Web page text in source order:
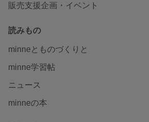
販売支援企画・イベント
読みもの
minneとものづくりと
minne学習帖
ニュース
minneの本